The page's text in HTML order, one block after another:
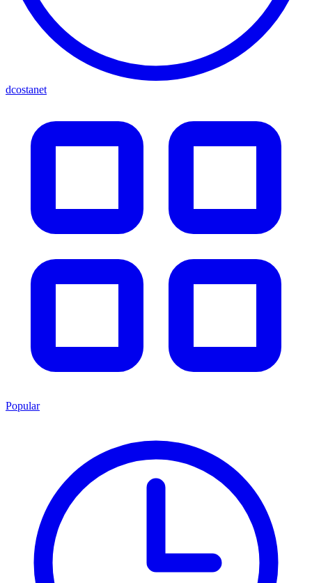
dcostanet
Popular